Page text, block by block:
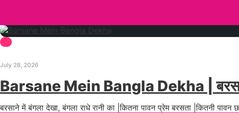
July 28, 2026
Barsane Mein Bangla Dekha |
बरसाने में बंगला देखा, बंगला राधे रानी का |कितना पावन प्रेम बरसता |कितनी